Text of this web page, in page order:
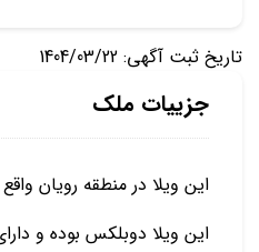
تاریخ ثبت آگهی: 1404/03/22
جزییات ملک
این ویلا در منطقه رویان
این ویلا دوبلکس بوده و